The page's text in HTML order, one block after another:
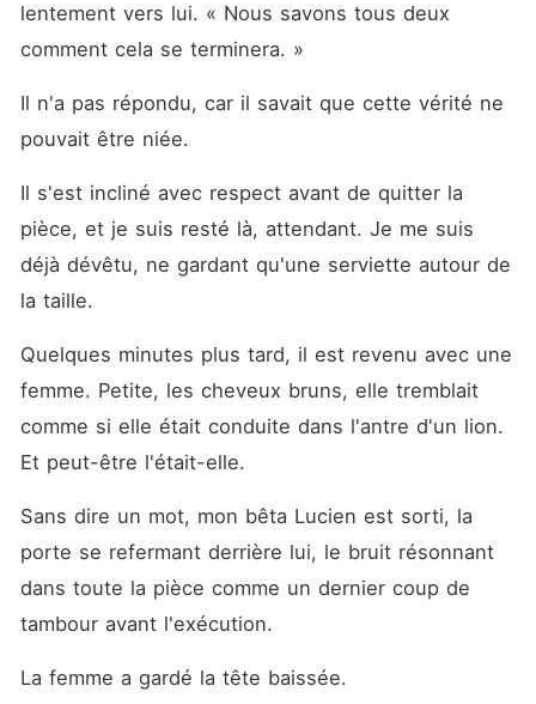
lentement vers lui. « Nous savons tous deux
comment cela se terminera. »
Il n'a pas répondu, car il savait que cette vérité ne
pouvait être niée.
Il s'est incliné avec respect avant de quitter la
pièce, et je suis resté là, attendant. Je me suis
déjà dévêtu, ne gardant qu'une serviette autour de
la taille.
Quelques minutes plus tard, il est revenu avec une
femme. Petite, les cheveux bruns, elle tremblait
comme si elle était conduite dans l'antre d'un lion.
Et peut-être l'était-elle.
Sans dire un mot, mon bêta Lucien est sorti, la
porte se refermant derrière lui, le bruit résonnant
dans toute la pièce comme un dernier coup de
tambour avant l'exécution.
La femme a gardé la tête baissée.